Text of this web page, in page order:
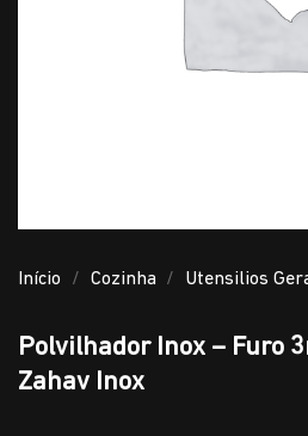
Início / Cozinha / Utensilios
Polvilhador Inox – Furo
Zahav Inox